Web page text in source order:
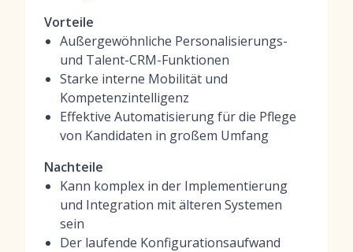
Vorteile
Außergewöhnliche Personalisierungs-
und Talent-CRM-Funktionen
Starke interne Mobilität und
Kompetenzintelligenz
Effektive Automatisierung für die Pflege
von Kandidaten in großem Umfang
Nachteile
Kann komplex in der Implementierung
und Integration mit älteren Systemen
sein
Der laufende Konfigurationsaufwand